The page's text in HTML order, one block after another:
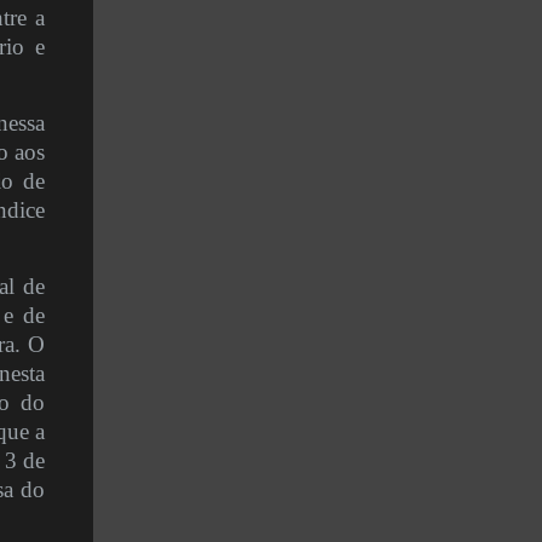
a
e
aos
de
de
de
O
do
a
3 de
do